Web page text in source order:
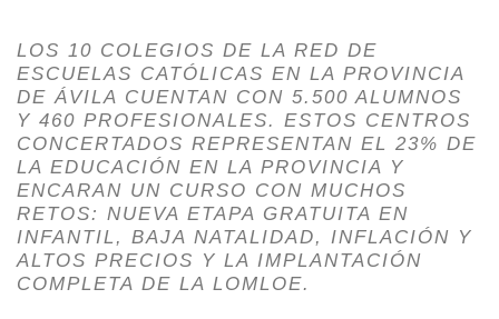
LOS 10 COLEGIOS DE LA RED DE
ESCUELAS CATÓLICAS EN LA PROVINCIA
DE ÁVILA CUENTAN CON 5.500 ALUMNOS
Y 460 PROFESIONALES. ESTOS CENTROS
CONCERTADOS REPRESENTAN EL 23% DE
LA EDUCACIÓN EN LA PROVINCIA Y
ENCARAN UN CURSO CON MUCHOS
RETOS: NUEVA ETAPA GRATUITA EN
INFANTIL, BAJA NATALIDAD, INFLACIÓN Y
ALTOS PRECIOS Y LA IMPLANTACIÓN
COMPLETA DE LA LOMLOE.